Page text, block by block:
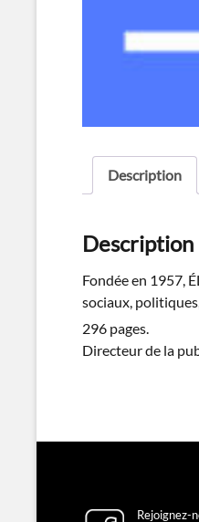
Description
Description
Fondée en 1957,
sociaux,
296 pages.
Directeur de la
Rejoignez-